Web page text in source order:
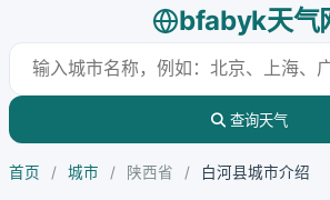
bfabyk天气
查询天气
首页 / 城市 / 陕西省 / 白河县城市介绍